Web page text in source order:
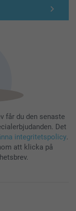
får du den senaste
Det
integritetspolicy.
att klicka på